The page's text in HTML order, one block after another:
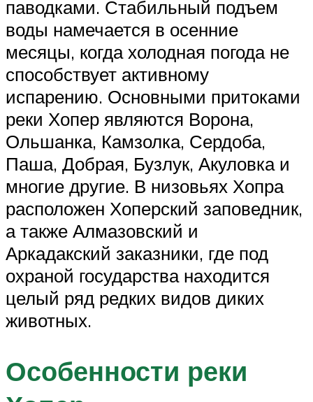
паводками. Стабильный подъем
воды намечается в осенние
месяцы, когда холодная погода не
способствует активному
испарению. Основными притоками
реки Хопер являются Ворона,
Ольшанка, Камзолка, Сердоба,
Паша, Добрая, Бузлук, Акуловка и
многие другие. В низовьях Хопра
расположен Хоперский заповедник,
а также Алмазовский и
Аркадакский заказники, где под
охраной государства находится
целый ряд редких видов диких
животных.
Особенности реки